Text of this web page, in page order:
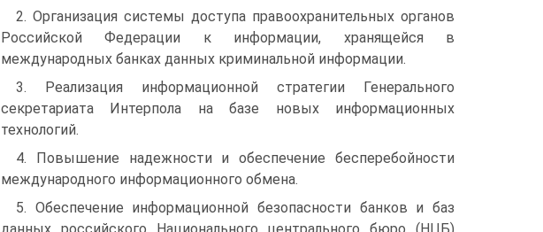
2. Организация системы доступа правоохранительных органов
Российской Федерации к информации, хранящейся в
международных банках данных криминальной информации.
3. Реализация информационной стратегии Генерального
секретариата Интерпола на базе новых информационных
технологий.
4. Повышение надежности и обеспечение бесперебойности
международного информационного обмена.
5. Обеспечение информационной безопасности банков и баз